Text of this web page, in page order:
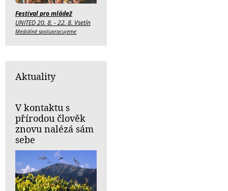
Festival pro mládež
UNITED 20. 8. - 22. 8. Vsetín
Mediálně spolupracujeme
Aktuality
V kontaktu s
přírodou člověk
znovu nalézá sám
sebe